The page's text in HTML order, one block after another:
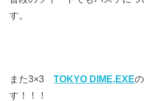
す。
また3×3TOKYO DIME,EXE
す！！！